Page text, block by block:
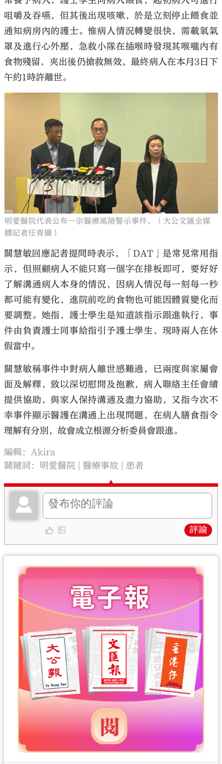
咀嚼及吞嚥，但其後出現咳嗽，於是立刻停止餵食並
通知病房內的護士。惟病人情況轉變很快，需載氧氣
罩及進行心外壓，急救小隊在插喉時發現其喉嚨內有
食物殘留，夾出後仍搶救無效，最終病人在本月3日下
午約1時許離世。
明愛醫院代表公布一宗醫療風險警示事件。（大公文匯全媒
體記者任青攝）
關慧敏回應記者提問時表示，「DAT」是常見常用指
示，但照顧病人不能只寫一個字在排板即可，要好好
了解溝通病人本身的情況，因病人情況每一刻每一秒
都可能有變化，進院前吃的食物也可能因體質變化而
要調整。她指，護士學生是知道該指示跟進執行，事
件由負責護士同事給指引予護士學生，現時兩人在休
假當中。
關慧敏稱事件中對病人離世感難過，已兩度與家屬會
面及解釋，致以深切慰問及抱歉，病人聯絡主任會續
提供協助，與家人保持溝通及盡力協助，又指今次不
幸事件顯示醫護在溝通上出現問題，在病人膳食指令
理解有分別，故會成立根源分析委員會跟進。
編輯：Akira
關鍵詞： 明愛醫院 醫療事故 患者
評論